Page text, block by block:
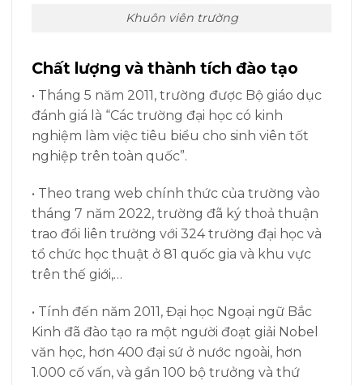
Khuôn viên trường
Chất lượng và thành tích đào tạo
• Tháng 5 năm 2011, trường được Bộ giáo dục
đánh giá là “Các trường đại học có kinh
nghiệm làm việc tiêu biểu cho sinh viên tốt
nghiệp trên toàn quốc”.
• Theo trang web chính thức của trường vào
tháng 7 năm 2022, trường đã ký thoả thuận
trao đổi liên trường với 324 trường đại học và
tổ chức học thuật ở 81 quốc gia và khu vực
trên thế giới,…
• Tính đến năm 2011, Đại học Ngoại ngữ Bắc
Kinh đã đào tạo ra một người đoạt giải Nobel
văn học, hơn 400 đại sứ ở nước ngoài, hơn
1.000 cố vấn, và gần 100 bộ trưởng và thứ